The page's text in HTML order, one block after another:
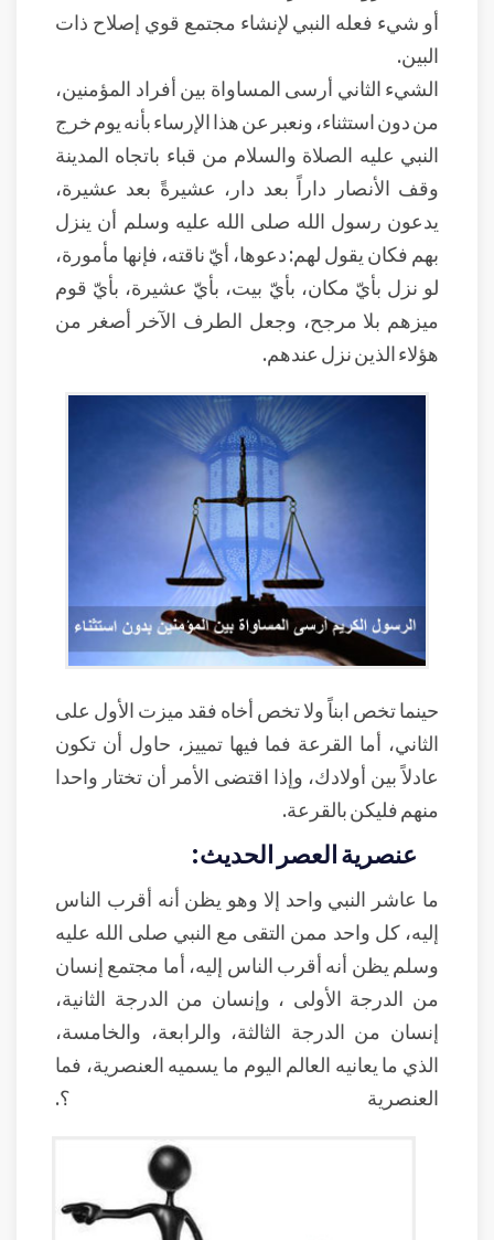
أو شيء فعله النبي لإنشاء مجتمع قوي إصلاح ذات
البين.
الشيء الثاني أرسى المساواة بين أفراد المؤمنين،
من دون استثناء، ونعبر عن هذا الإرساء بأنه يوم خرج
النبي عليه الصلاة والسلام من قباء باتجاه المدينة
وقف الأنصار داراً بعد دار، عشيرةً بعد عشيرة،
يدعون رسول الله صلى الله عليه وسلم أن ينزل
بهم فكان يقول لهم: دعوها، أيّ ناقته، فإنها مأمورة،
لو نزل بأيّ مكان، بأيّ بيت، بأيّ عشيرة، بأيّ قوم
ميزهم بلا مرجح، وجعل الطرف الآخر أصغر من
هؤلاء الذين نزل عندهم.
حينما تخص ابناً ولا تخص أخاه فقد ميزت الأول على
الثاني، أما القرعة فما فيها تمييز، حاول أن تكون
عادلاً بين أولادك، وإذا اقتضى الأمر أن تختار واحدا
منهم فليكن بالقرعة.
عنصرية العصر الحديث:
ما عاشر النبي واحد إلا وهو يظن أنه أقرب الناس
إليه، كل واحد ممن التقى مع النبي صلى الله عليه
وسلم يظن أنه أقرب الناس إليه، أما مجتمع إنسان
من الدرجة الأولى ، وإنسان من الدرجة الثانية،
إنسان من الدرجة الثالثة، والرابعة، والخامسة،
الذي ما يعانيه العالم اليوم ما يسميه العنصرية، فما
العنصرية ؟.